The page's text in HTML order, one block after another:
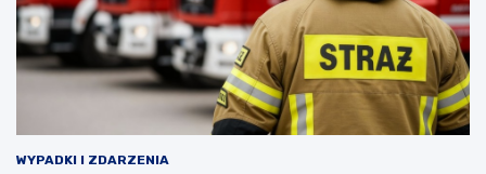
WYPADKI I ZDARZENIA